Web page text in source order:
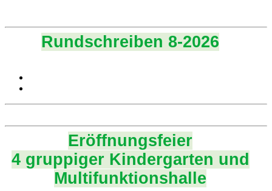
Rundschreiben 8-2026
Eröffnungsfeier
4 gruppiger Kindergarten und
Multifunktionshalle